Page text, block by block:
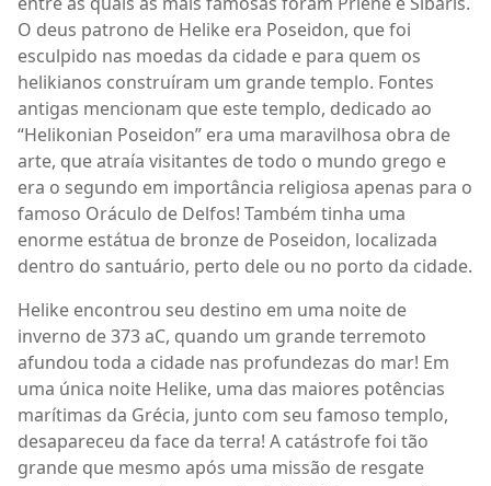
O deus patrono de Helike era Poseidon, que foi
esculpido nas moedas da cidade e para quem os
helikianos construíram um grande templo. Fontes
antigas mencionam que este templo, dedicado ao
“Helikonian Poseidon” era uma maravilhosa obra de
arte, que atraía visitantes de todo o mundo grego e
era o segundo em importância religiosa apenas para o
famoso Oráculo de Delfos! Também tinha uma
enorme estátua de bronze de Poseidon, localizada
dentro do santuário, perto dele ou no porto da cidade.
Helike encontrou seu destino em uma noite de
inverno de 373 aC, quando um grande terremoto
afundou toda a cidade nas profundezas do mar! Em
uma única noite Helike, uma das maiores potências
marítimas da Grécia, junto com seu famoso templo,
desapareceu da face da terra! A catástrofe foi tão
grande que mesmo após uma missão de resgate